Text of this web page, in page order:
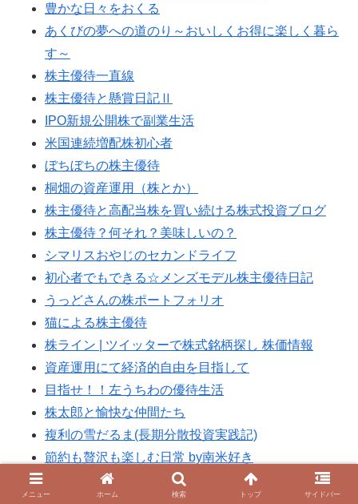
豊かな日々をおくる
あくびの夢への道のり～おいしくお得に楽しく暮ら
す～
株主優待一直線
株主優待と懸賞日記Ⅱ
IPO新規公開株で副業生活
米国連続増配株初心者
ぼちぼちの株主優待
桐畑の資産運用（株とか）
株主優待と高配当株を買い続ける株式投資ブログ
株主優待？何それ？美味しいの？
シマリスおやじのセカンドライフ
初心者でもできる☆メンズモデル株主優待日記
うっどさんの株ポートフォリオ
猫による株主優待
株ライン | ツイッターで株式銘柄探し 株価情報
資産運用にて経済的自由を目指して
目指せ！！左うちわの優待生活
株太郎と愉快な仲間たち
複利の雪だるま(長期分散投資実践記)
節約も贅沢も楽しむ日常 by南米好き
マーのIPOでまったりほぼ日記
メニュー ホーム 検索 トップ サイドバー